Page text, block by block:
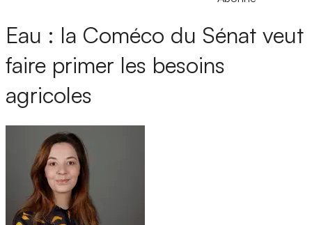
Eau : la Coméco du Sénat veut
faire primer les besoins
agricoles